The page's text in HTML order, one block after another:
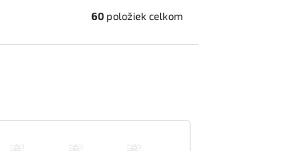
60 položiek celkom